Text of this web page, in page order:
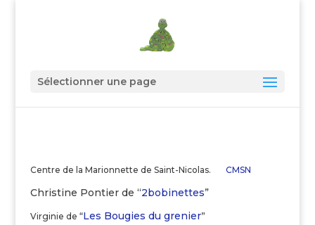
Sélectionner une page
Centre de la Marionnette de Saint-Nicolas. CMSN
Christine Pontier de “2bobinettes”
Virginie de “Les Bougies du grenier”